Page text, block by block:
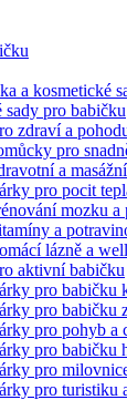
a kosmetické
sady pro babičku
zdraví a
pro
a
pro pocit
mozku a
a
lázně a
aktivní babičku
pro babičku
pro babičku
pro pohyb a
pro babičku
pro
pro turistiku